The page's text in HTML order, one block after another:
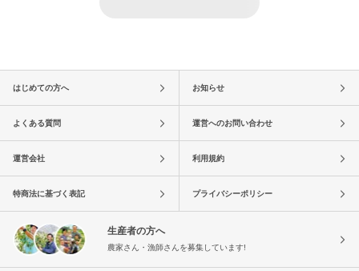
はじめての方へ お知らせ
よくある質問 運営へのお問い合わせ
運営会社 利用規約
特商法に基づく表記 プライバシーポリシー
生産者の方へ
農家さん・漁師さんを募集しています!